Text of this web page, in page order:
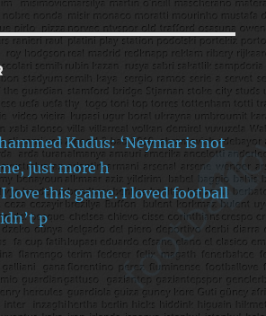
Kudus: ‘Neymar is not
just more h
love this game. I loved football
p